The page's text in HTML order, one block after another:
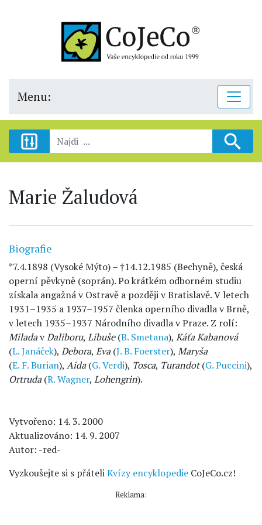
Menu:
Marie Žaludová
Biografie
*7.4.1898 (Vysoké Mýto) – †14.12.1985 (Bechyně), česká
operní pěvkyně (soprán). Po krátkém odborném studiu
získala angažná v Ostravě a později v Bratislavě. V letech
1931–1935 a 1937–1957 členka operního divadla v Brně,
v letech 1935–1937 Národního divadla v Praze. Z rolí:
MiladavDaliboru, Libuše(B. Smetana), Káťa Kabanová
(L. Janáček), Debora, Eva(J. B. Foerster), Maryša
(E. F. Burian), Aida(G. Verdi), Tosca, Turandot(G. Puccini),
Ortruda(R. Wagner, Lohengrin).
Vytvořeno: 14. 3. 2000
Aktualizováno: 14. 9. 2007
Autor: -red-
Vyzkoušejte si s přáteliKvízy encyklopedie CoJeCo.cz!
Reklama: